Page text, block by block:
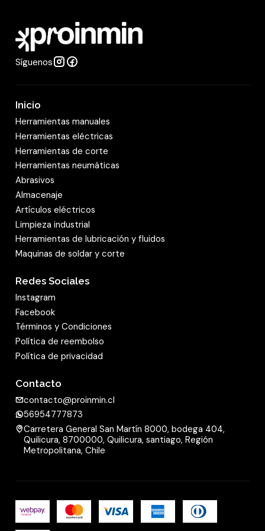
Dimensiones del producto : 540 mm.
Material : Cromo Vanadio mate, cabezas
pulidas
Peso : 70 grs.
d
Síguenos
Inicio
Herramientas manuales
Herramientas eléctricas
Herramientas de corte
Herramientas neumáticas
Abrasivos
Almacenaje
Artículos eléctricos
Limpieza industrial
Herramientas de lubricación y fluidos
Maquinas de soldar y corte
Redes Sociales
Instagram
Facebook
Términos y Condiciones
Política de reembolso
Política de privacidad
Contacto
contacto@proinmin.cl
56954777873
Carretera General San Martín 8000, bodega 404,
Quilicura, 8700000, Quilicura, santiago, Región
Metropolitana, Chile